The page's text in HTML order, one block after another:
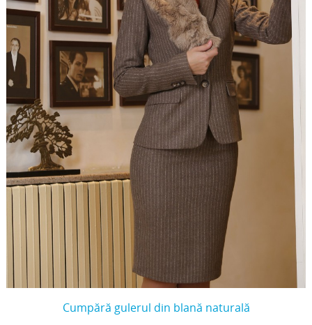
Cumpără gulerul din blană naturală